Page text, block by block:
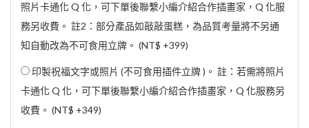
照片卡通化 Q 化，可下單後聯繫小編介紹合作插畫家，Q 化服
務另收費。 註2：部分產品如敲敲蛋糕，為品質考量將不另通
知自動改為不可食用立牌。 (NT$ +399)
印製祝福文字或照片 (不可食用插件立牌 )。 註：若需將照片
卡通化 Q 化，可下單後聯繫小編介紹合作插畫家，Q 化服務另
收費。 (NT$ +349)